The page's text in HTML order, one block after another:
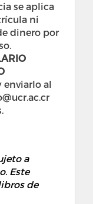
se aplica
ni
dinero por
enviarlo al
a
Este
de